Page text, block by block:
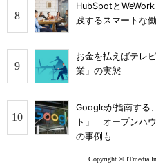
HubSpotと
践するスマートな
お金を払えばテレ
業」の実態
Googleが指南する
ト」 オープンハ
の事例も
Copyright © ITmedia